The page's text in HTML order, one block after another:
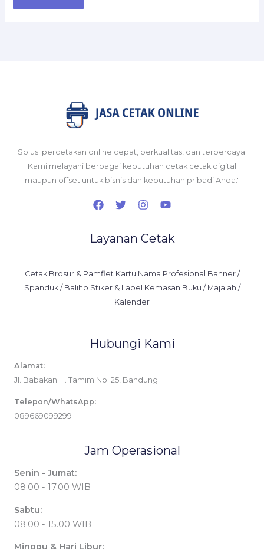
Solusi percetakan online cepat, berkualitas, dan terpercaya.
Kami melayani berbagai kebutuhan cetak cetak digital
maupun offset untuk bisnis dan kebutuhan pribadi Anda."
Layanan Cetak
Cetak Brosur & Pamflet Kartu Nama Profesional Banner /
Spanduk / Baliho Stiker & Label Kemasan Buku / Majalah /
Kalender
Hubungi Kami
Alamat:
Jl. Babakan H. Tamim No. 25, Bandung
Telepon/WhatsApp:
089669099299
Jam Operasional
Senin - Jumat:
08.00 - 17.00 WIB
Sabtu:
08.00 - 15.00 WIB
Minggu & Hari Libur: